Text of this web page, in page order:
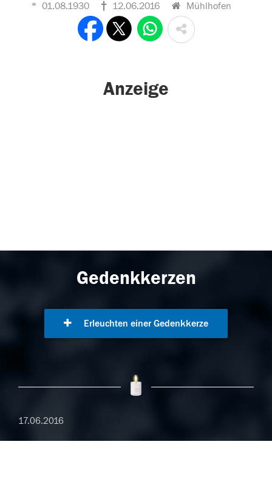
01.08.1930 12.06.2016 Mühlhofen
Anzeige
Gedenkkerzen
Erleuchten einer Gedenkkerze
17.06.2016